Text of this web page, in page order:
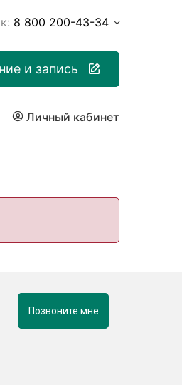
8 800 200-43-34
и запись
Личный кабинет
Позвоните мне